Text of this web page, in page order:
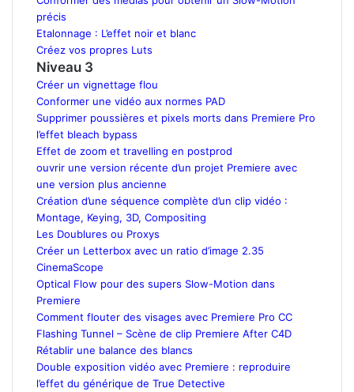
précis
Etalonnage : L’effet noir et blanc
Créez vos propres Luts
Niveau 3
Créer un vignettage flou
Conformer une vidéo aux normes PAD
Supprimer poussières et pixels morts dans Premiere Pro
l’effet bleach bypass
Effet de zoom et travelling en postprod
ouvrir une version récente d’un projet Premiere avec
une version plus ancienne
Création d’une séquence complète d’un clip vidéo :
Montage, Keying, 3D, Compositing
Les Doublures ou Proxys
Créer un Letterbox avec un ratio d’image 2.35
CinemaScope
Optical Flow pour des supers Slow-Motion dans
Premiere
Comment flouter des visages avec Premiere Pro CC
Flashing Tunnel – Scène de clip Premiere After C4D
Rétablir une balance des blancs
Double exposition vidéo avec Premiere : reproduire
l’effet du générique de True Detective